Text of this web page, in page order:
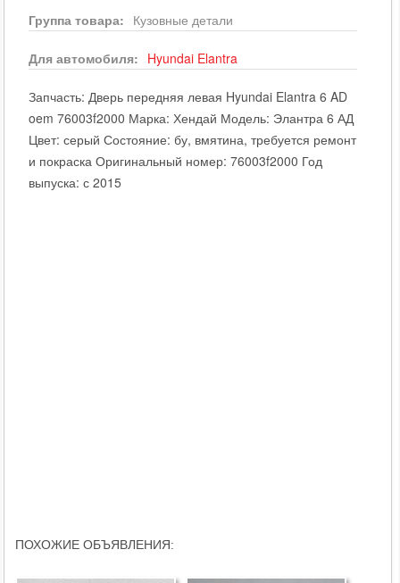
Группа товара: Кузовные детали
Для автомобиля: Hyundai Elantra
Запчасть: Дверь передняя левая Hyundai Elantra 6 AD
oem 76003f2000 Марка: Хендай Модель: Элантра 6 АД
Цвет: серый Состояние: бу, вмятина, требуется ремонт
и покраска Оригинальный номер: 76003f2000 Год
выпуска: с 2015
ПОХОЖИЕ ОБЪЯВЛЕНИЯ: